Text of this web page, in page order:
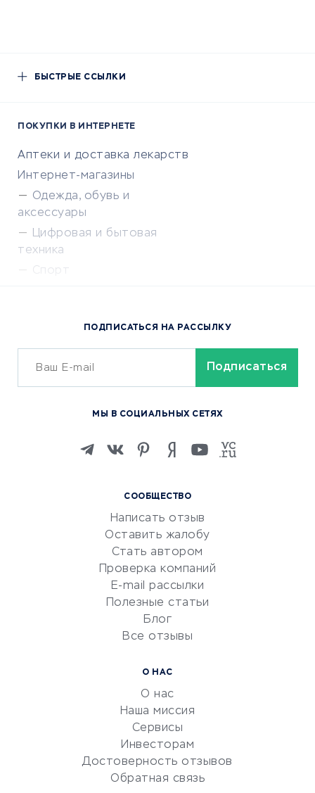
БЫСТРЫЕ ССЫЛКИ
ПОКУПКИ В ИНТЕРНЕТЕ
Аптеки и доставка лекарств
Интернет-магазины
Одежда, обувь и
аксессуары
Цифровая и бытовая
техника
Спорт
Сервисы доставки
ОБУЧЕНИЕ И РАБОТА
Изучение иностранных
Маркетинг и продажи
Репетиторство
Красота и здоровье
Сервисы по поиску работы
Сетевой маркетинг
УСЛУГИ ДЛЯ БИЗНЕСА
документооборот
Юридические компании
СООБЩЕСТВО
Написать отзыв
Оставить жалобу
Стать автором
Проверка компаний
E-mail рассылки
Полезные статьи
Блог
Все отзывы
О НАС
О нас
Наша миссия
Сервисы
Инвесторам
Достоверность отзывов
Обратная связь
ПОДПИСАТЬСЯ НА РАССЫЛКУ
МЫ В СОЦИАЛЬНЫХ СЕТЯХ